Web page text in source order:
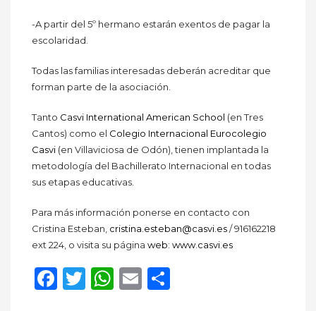
-A partir del 5º hermano estarán exentos de pagar la
escolaridad.
Todas las familias interesadas deberán acreditar que
forman parte de la asociación.
Tanto Casvi International American School (en Tres
Cantos) como el Colegio Internacional Eurocolegio
Casvi (en Villaviciosa de Odón), tienen implantada la
metodología del Bachillerato Internacional en todas
sus etapas educativas.
Para más información ponerse en contacto con
Cristina Esteban, cristina.esteban@casvi.es/ 916162218
ext 224, o visita su página web: www.casvi.es
Facebook
Twitter
WhatsApp
Email